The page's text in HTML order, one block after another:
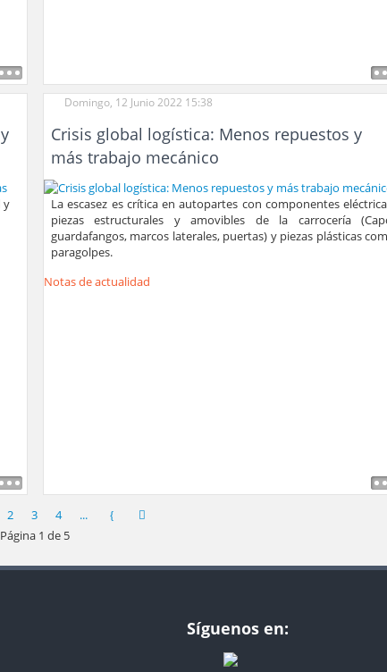
y
Domingo, 12 Junio 2022 15:38
Crisis global logística: Menos repuestos y
más trabajo mecánico
La escasez es crítica en autopartes con componentes
piezas estructurales y amovibles de la carrocería
guardafangos, marcos laterales, puertas) y piezas plásticas
paragolpes.
Notas de actualidad
2 3 4
...
Página 1 de 5
Síguenos en: